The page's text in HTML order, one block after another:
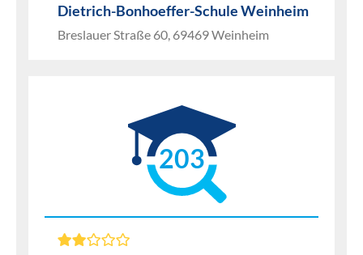
Dietrich-Bonhoeffer-Schule Weinheim
Breslauer Straße 60, 69469 Weinheim
203